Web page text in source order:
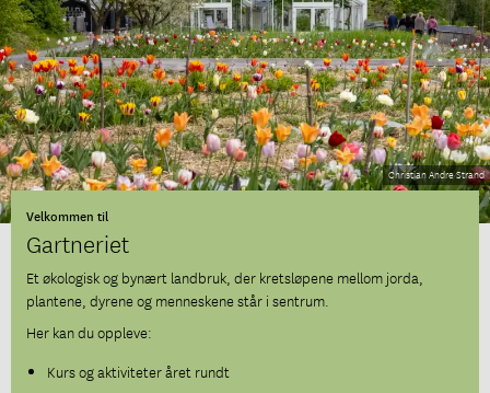
Christian Andre Strand
Velkommen til
Gartneriet
Et økologisk og bynært landbruk, der kretsløpene mellom jorda,
plantene, dyrene og menneskene står i sentrum.
Her kan du oppleve:
Kurs og aktiviteter året rundt